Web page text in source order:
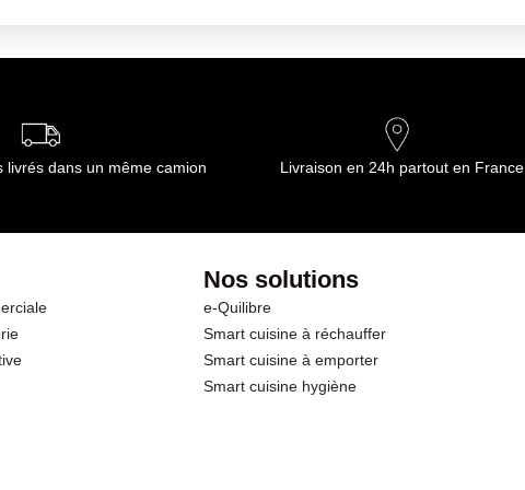
livrés dans un même camion Livraison en 24h partout en France
Nos solutions
e-Quilibre
Smart cuisine à réchauffer
Smart cuisine à emporter
Smart cuisine hygiène